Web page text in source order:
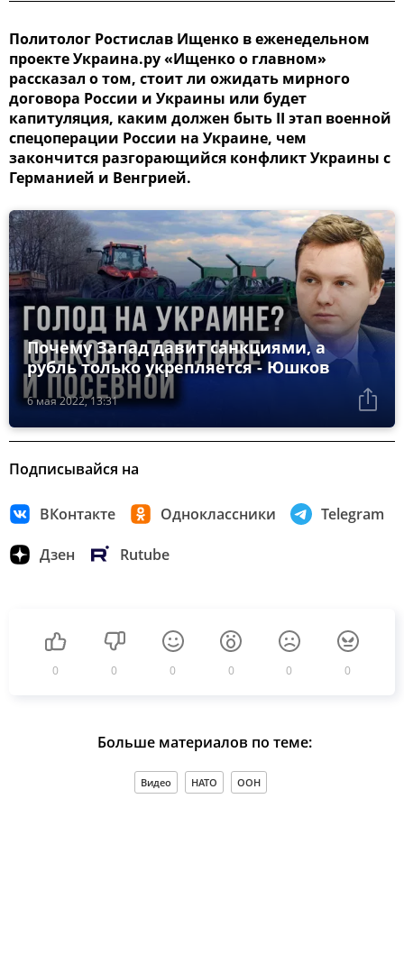
Политолог Ростислав Ищенко в еженедельном
проекте Украина.ру «Ищенко о главном»
рассказал о том, стоит ли ожидать мирного
договора России и Украины или будет
капитуляция, каким должен быть II этап военной
спецоперации России на Украине, чем
закончится разгорающийся конфликт Украины с
Германией и Венгрией.
6 мая 2022, 13:31
Почему Запад давит санкциями, а
рубль только укрепляется - Юшков
Подписывайся на
ВКонтакте Одноклассники Telegram
Дзен Rutube
0 0 0 0 0 0
Больше материалов по теме:
Видео НАТО ООН